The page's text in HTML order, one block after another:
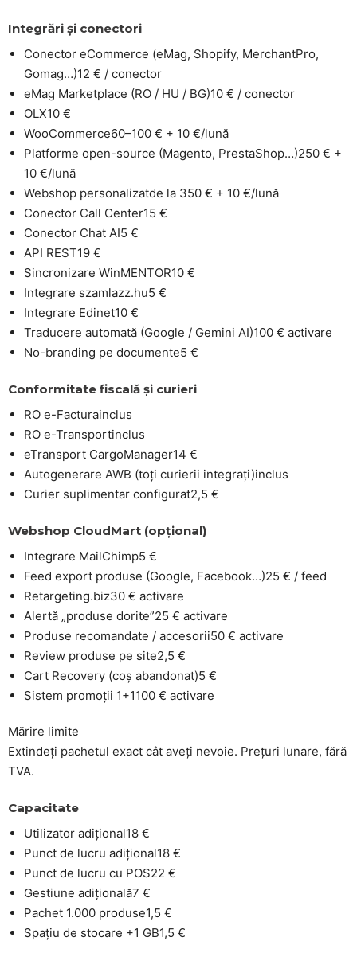
Integrări și conectori
Conector eCommerce (eMag, Shopify, MerchantPro,
Gomag…)12 € / conector
eMag Marketplace (RO / HU / BG)10 € / conector
OLX10 €
WooCommerce60–100 € + 10 €/lună
Platforme open-source (Magento, PrestaShop…)250 € +
10 €/lună
Webshop personalizatde la 350 € + 10 €/lună
Conector Call Center15 €
Conector Chat AI5 €
API REST19 €
Sincronizare WinMENTOR10 €
Integrare szamlazz.hu5 €
Integrare Edinet10 €
Traducere automată (Google / Gemini AI)100 € activare
No-branding pe documente5 €
Conformitate fiscală și curieri
RO e-Facturainclus
RO e-Transportinclus
eTransport CargoManager14 €
Autogenerare AWB (toți curierii integrați)inclus
Curier suplimentar configurat2,5 €
Webshop CloudMart (opțional)
Integrare MailChimp5 €
Feed export produse (Google, Facebook…)25 € / feed
Retargeting.biz30 € activare
Alertă „produse dorite”25 € activare
Produse recomandate / accesorii50 € activare
Review produse pe site2,5 €
Cart Recovery (coș abandonat)5 €
Sistem promoții 1+1100 € activare
Mărire limite
Extindeți pachetul exact cât aveți nevoie. Prețuri lunare, fără
TVA.
Capacitate
Utilizator adițional18 €
Punct de lucru adițional18 €
Punct de lucru cu POS22 €
Gestiune adițională7 €
Pachet 1.000 produse1,5 €
Spațiu de stocare +1 GB1,5 €